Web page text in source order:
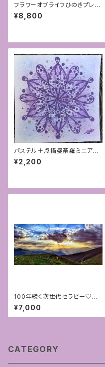
フラワーオブライフひのきプレー
ト＋精麻の撚り紐ペンダント
¥8,800
パステル＋点描曼荼羅ミニアー
ト
¥2,200
100年続く次世代セラピー♡ア
ロマハンドFAB®︎対面セラピー
[福岡]〜②変容・覚醒〜
¥7,000
CATEGORY